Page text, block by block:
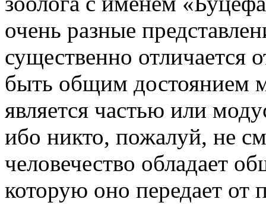
очень разные
существенно отличается
быть общим достоянием
является частью или
ибо никто, пожалуй, не
человечество обладает
которую оно передает от